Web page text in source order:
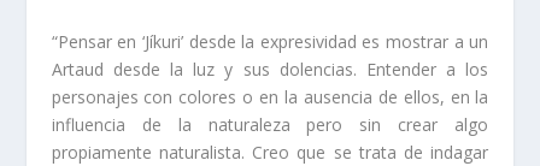
“Pensar en ‘Jíkuri’ desde la expresividad es mostrar a un
Artaud desde la luz y sus dolencias. Entender a los
personajes con colores o en la ausencia de ellos, en la
influencia de la naturaleza pero sin crear algo
propiamente naturalista. Creo que se trata de indagar